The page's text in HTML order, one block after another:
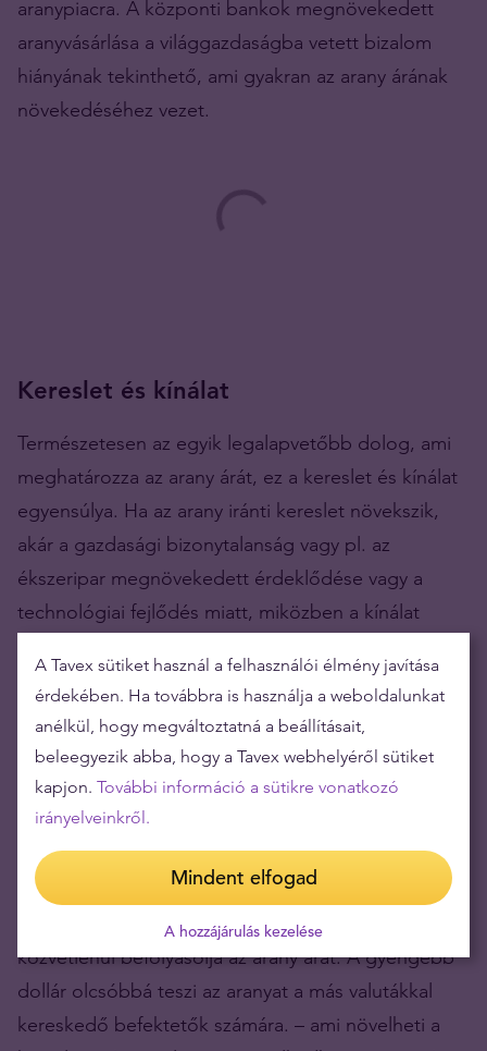
aranypiacra. A központi bankok megnövekedett
aranyvásárlása a világgazdaságba vetett bizalom
hiányának tekinthető, ami gyakran az arany árának
növekedéséhez vezet.
Kereslet és kínálat
Természetesen az egyik legalapvetőbb dolog, ami
meghatározza az arany árát, ez a kereslet és kínálat
egyensúlya. Ha az arany iránti kereslet növekszik,
akár a gazdasági bizonytalanság vagy pl. az
ékszeripar megnövekedett érdeklődése vagy a
technológiai fejlődés miatt, miközben a kínálat
Ezzel szemben az aranytermelés növekedése vagy a
kereslet csökkenése az arany árának csökkenéséhez
vezethet.
Az amerikai dollár árfolyam
Az arany ára mindig is szorosan összefügg az
amerikai dollár (USD) árfolyamával. Mivel az arannyal
általában dollárban kereskednek, a valuta ereje
közvetlenül befolyásolja az arany árát. A gyengébb
dollár olcsóbbá teszi az aranyat a más valutákkal
kereskedő befektetők számára. – ami növelheti a
A Tavex sütiket használ a felhasználói élmény javítása
érdekében. Ha továbbra is használja a weboldalunkat
anélkül, hogy megváltoztatná a beállításait,
beleegyezik abba, hogy a Tavex webhelyéről sütiket
kapjon. További információ a sütikre vonatkozó
irányelveinkről.
Mindent elfogad
A hozzájárulás kezelése